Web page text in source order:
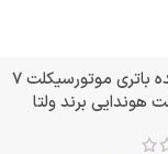
خرید عمده باتری موتورسیکلت 7